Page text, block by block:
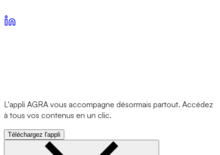
L'appli AGRA vous accompagne désormais partout. Accédez
à tous vos contenus en un clic.
Téléchargez l'appli